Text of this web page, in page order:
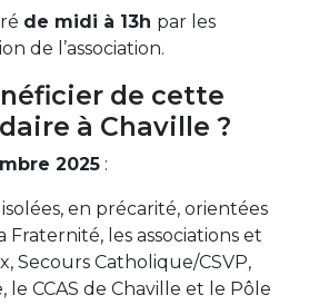
de midi à 13h par les
de l’association.
de cette
à Chaville ?
2025:
en précarité, orientées
Fraternité, les associations et
Secours Catholique/CSVP,
le CCAS de Chaville et le Pôle